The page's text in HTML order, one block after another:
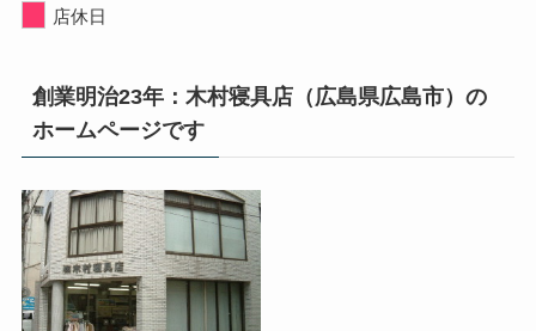
店休日
創業明治23年：木村寝具店（広島県広島市）の
ホームページです